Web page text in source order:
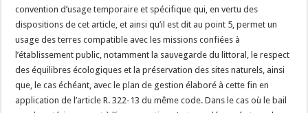
convention d’usage temporaire et spécifique qui, en vertu des
dispositions de cet article, et ainsi qu’il est dit au point 5, permet un
usage des terres compatible avec les missions confiées à
l’établissement public, notamment la sauvegarde du littoral, le respect
des équilibres écologiques et la préservation des sites naturels, ainsi
que, le cas échéant, avec le plan de gestion élaboré à cette fin en
application de l’article R. 322-13 du même code. Dans le cas où le bail